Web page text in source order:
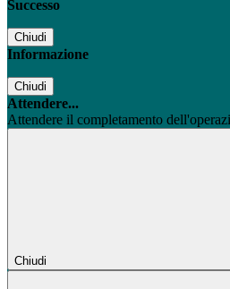
Successo
Chiudi
Informazione
Chiudi
Attendere...
Attendere il completamento
Chiudi